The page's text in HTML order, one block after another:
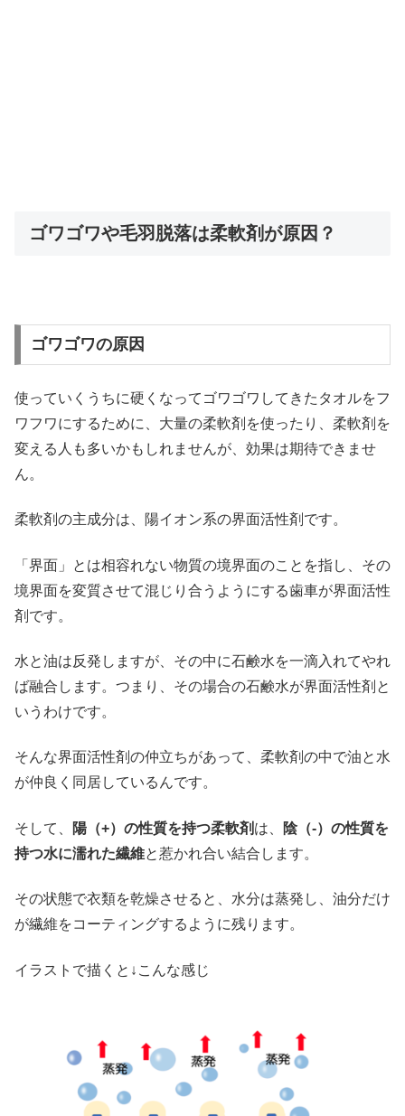
ゴワゴワや毛羽脱落は柔軟剤が原因？
ゴワゴワの原因
使っていくうちに硬くなってゴワゴワしてきたタオルをフ
ワフワにするために、大量の柔軟剤を使ったり、柔軟剤を
変える人も多いかもしれませんが、効果は期待できませ
ん。
柔軟剤の主成分は、陽イオン系の界面活性剤です。
「界面」とは相容れない物質の境界面のことを指し、その
境界面を変質させて混じり合うようにする歯車が界面活性
剤です。
水と油は反発しますが、その中に石鹸水を一滴入れてやれ
ば融合します。つまり、その場合の石鹸水が界面活性剤と
いうわけです。
そんな界面活性剤の仲立ちがあって、柔軟剤の中で油と水
が仲良く同居しているんです。
そして、 陽（+）の性質を持つ柔軟剤 は、
陰（-）の性質を
持つ水に濡れた繊維と惹かれ合い結合します。
その状態で衣類を乾燥させると、水分は蒸発し、油分だけ
が繊維をコーティングするように残ります。
イラストで描くと↓こんな感じ